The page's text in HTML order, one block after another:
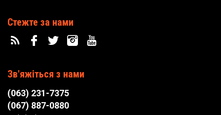
Стежте за нами
Зв'яжіться з нами
(063) 231-7375
(067) 887-0880